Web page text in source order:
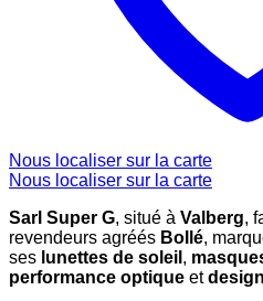
Nous localiser sur la carte
Nous localiser sur la carte
Sarl Super G, situé à Valberg,
revendeurs agréés Bollé,
ses lunettes de soleil ,
performance optique et